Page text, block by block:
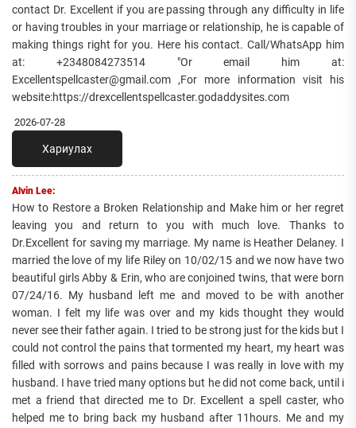
contact Dr. Excellent if you are passing through any difficulty in life
or having troubles in your marriage or relationship, he is capable of
making things right for you. Here his contact. Call/WhatsApp him
at: +2348084273514 "Or email him at:
Excellentspellcaster@gmail.com ,For more information visit his
website:https://drexcellentspellcaster.godaddysites.com
2026-07-28
Хариулах
Alvin Lee:
How to Restore a Broken Relationship and Make him or her regret
leaving you and return to you with much love. Thanks to
Dr.Excellent for saving my marriage. My name is Heather Delaney. I
married the love of my life Riley on 10/02/15 and we now have two
beautiful girls Abby & Erin, who are conjoined twins, that were born
07/24/16. My husband left me and moved to be with another
woman. I felt my life was over and my kids thought they would
never see their father again. I tried to be strong just for the kids but I
could not control the pains that tormented my heart, my heart was
filled with sorrows and pains because I was really in love with my
husband. I have tried many options but he did not come back, until i
met a friend that directed me to Dr. Excellent a spell caster, who
helped me to bring back my husband after 11hours. Me and my